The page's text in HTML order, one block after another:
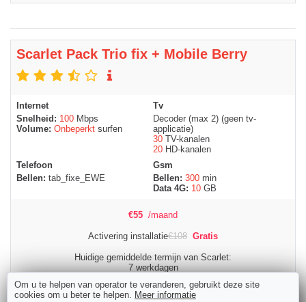
Scarlet Pack Trio fix + Mobile Berry
Internet
Snelheid: 100 Mbps
Volume: Onbeperkt surfen
Tv
Decoder (max 2) (geen tv-
applicatie)
30 TV-kanalen
20 HD-kanalen
Telefoon
Bellen: tab_fixe_EWE
Gsm
Bellen: 300 min
Data 4G: 10 GB
€55 /maand
Activering installatie€108 Gratis
Huidige gemiddelde termijn van Scarlet:
7 werkdagen
Bestellen
Om u te helpen van operator te veranderen, gebruikt deze site
cookies om u beter te helpen. Meer informatie